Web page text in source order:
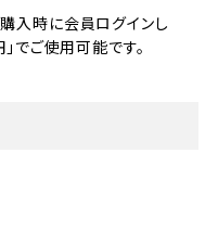
入時に会員ログインし
でご使用可能です。